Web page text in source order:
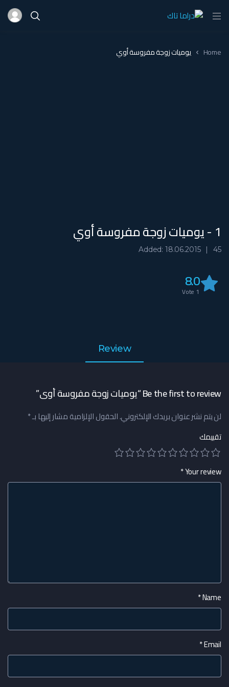
Home يوميات زوجة مفروسة أوي
1 - يوميات زوجة مفروسة أوي
45
Added: 18.06.2015
8.0
1
Review
Be the first to review “يوميات زوجة مفروسة أوي”
لن يتم نشر عنوان بريدك الإلكتروني.الحقول الإلزامية مشار إليها بـ*
تقييمك
Your review
*
Name
*
Email
*